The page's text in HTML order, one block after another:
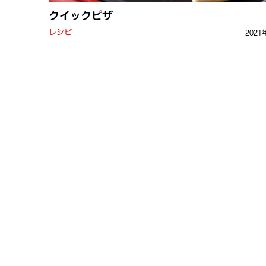
クイックピザ
レシピ 2021